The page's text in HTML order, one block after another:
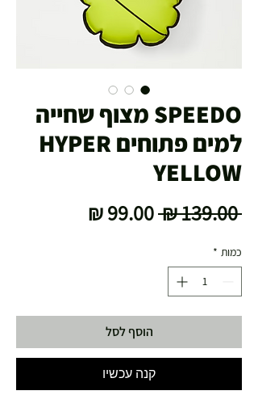
SPEEDO מצוף שחייה
למים פתוחים HYPER
YELLOW
‏139.00 ‏₪
מחיר
כמות *
הוסף לסל
קנה עכשיו